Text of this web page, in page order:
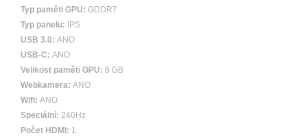
Typ paměti GPU: GDDR7
Typ panelu:
IPS
USB 3.0: ANO
USB-C: ANO
Velikost paměti GPU: 8 GB
Webkamera: ANO
Wifi: ANO
Speciální: 240Hz
Počet HDMI: 1